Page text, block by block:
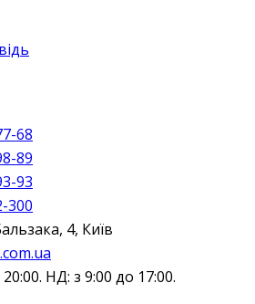
68
89
93
300
4, Київ
НД: з 9:00 до 17:00.